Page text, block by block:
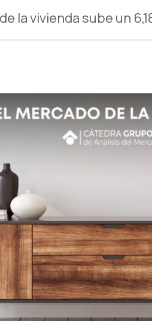
la vivienda sube un